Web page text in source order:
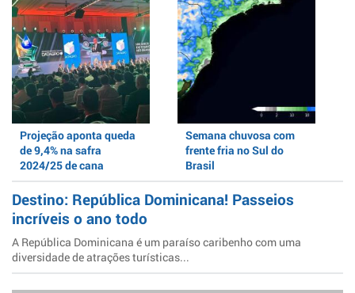
Projeção aponta queda
de 9,4% na safra
2024/25 de cana
Semana chuvosa com
frente fria no Sul do
Brasil
Destino: República Dominicana! Passeios
incríveis o ano todo
A República Dominicana é um paraíso caribenho com uma
diversidade de atrações turísticas...